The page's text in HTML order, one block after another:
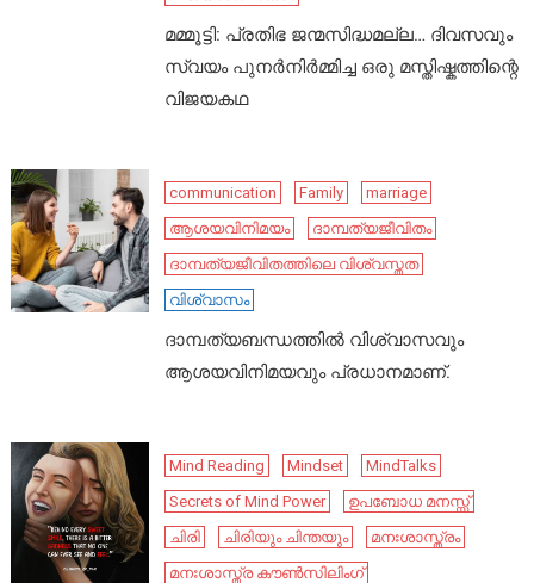
മമ്മൂട്ടി: പ്രതിഭ ജന്മസിദ്ധമല്ല… ദിവസവും
സ്വയം പുനർനിർമ്മിച്ച ഒരു മസ്തിഷ്കത്തിന്റെ
വിജയകഥ
communication Family
marriage
ആശയവിനിമയം
ദാമ്പത്യജീവിതം
ദാമ്പത്യജീവിതത്തിലെ വിശ്വസ്തത
വിശ്വാസം
ദാമ്പത്യബന്ധത്തിൽ വിശ്വാസവും
ആശയവിനിമയവും പ്രധാനമാണ്.
Mind Reading Mindset
MindTalks
Secrets of Mind Power
ഉപബോധ മനസ്സ്
ചിരി
ചിരിയും ചിന്തയും
മനഃശാസ്ത്രം
മനഃശാസ്ത്ര കൗൺസിലിംഗ്